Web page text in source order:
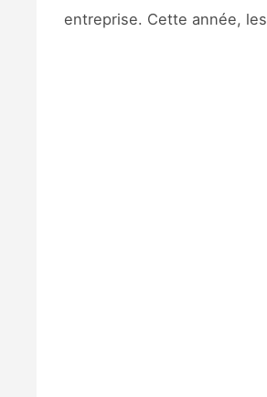
entreprise. Cette année, les